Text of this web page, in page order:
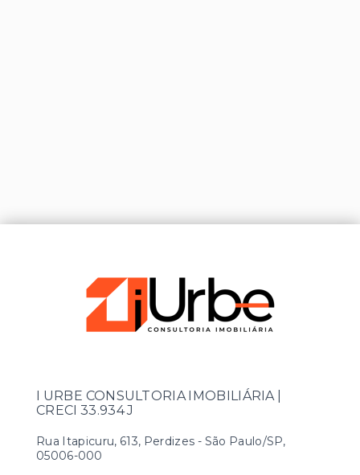
I URBE CONSULTORIA IMOBILIÁRIA |
CRECI 33.934 J
Rua Itapicuru, 613, Perdizes - São Paulo/SP,
05006-000